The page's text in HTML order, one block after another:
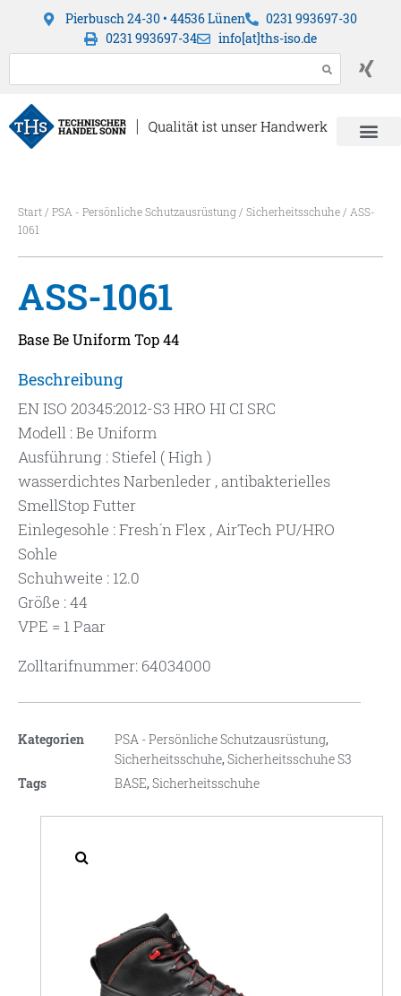
Pierbusch 24-30 • 44536 Lünen
0231 993697-30
0231 993697-34
info[at]ths-iso.de
Start/ PSA - Persönliche Schutzausrüstung/ Sicherheitsschuhe/ ASS-
1061
ASS-1061
Base Be Uniform Top 44
Beschreibung
EN ISO 20345:2012-S3 HRO HI CI SRC
Modell : Be Uniform
Ausführung : Stiefel ( High )
wasserdichtes Narbenleder , antibakterielles
SmellStop Futter
Einlegesohle : Fresh´n Flex , AirTech PU/HRO
Sohle
Schuhweite : 12.0
Größe : 44
VPE = 1 Paar
Zolltarifnummer: 64034000
Kategorien PSA - Persönliche Schutzausrüstung,
Sicherheitsschuhe,Sicherheitsschuhe S3
Tags
BASE,Sicherheitsschuhe